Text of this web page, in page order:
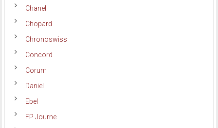
Chanel
Chopard
Chronoswiss
Concord
Corum
Daniel
Ebel
FP Journe